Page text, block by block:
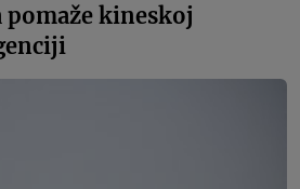
kineskoj